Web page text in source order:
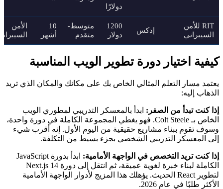
دولارًا
RIT للأمن
السيبراني
إدكس
1200
دولار
متوسط-
متقدم
10
أشهر
الأمن
كيفية اختيار دورة تطوير الويب المناسبة
يعتمد مسار التعلم المثالي الخاص بك على مكانك والمكان الذي تريد
الذهاب إليه:
إذا كنت تبدأ من الصفر: ابدأ بالمعسكر التدريبي لمطوري الويب
الخاص بـ Colt Steele. فهو يغطي المجموعة الكاملة في دورة واحدة،
وسوف تقوم ببناء مشاريع حقيقية من اليوم الأول. إنه أقرب شيء
إلى المعسكر التدريبي الشخصي بجزء بسيط من التكلفة.
إذا كنت تريد التخصص في الواجهة الأمامية:
ابدأ بدورة JavaScript
الكاملة لبناء خبرة لغوية عميقة، ثم انتقل إلى دورة Next.js 14
لتطوير React الحديث. يؤهلك هذا المزيج لأدوار الواجهة الأمامية
الأكثر طلبًا في عام 2026.